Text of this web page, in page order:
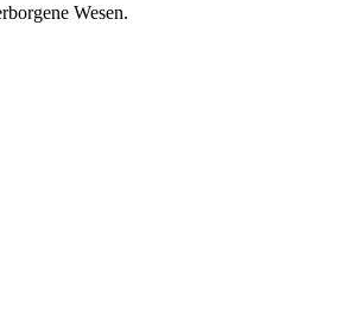
Wesen.